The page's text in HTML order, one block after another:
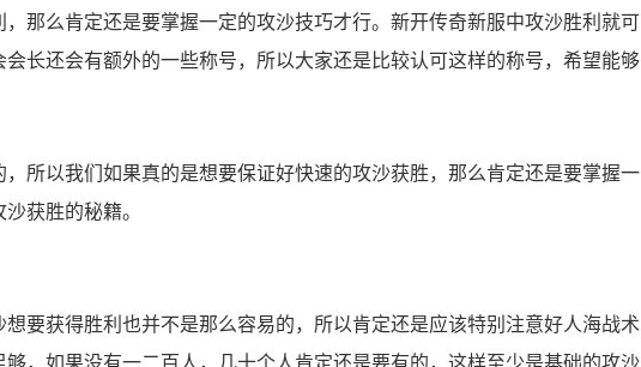
么肯定还是要掌握一定的攻沙技巧才行。新开传奇新服中攻沙胜利就可
长还会有额外的一些称号，所以大家还是比较认可这样的称号，希望能够
以我们如果真的是想要保证好快速的攻沙获胜，那么肯定还是要掌握一
获胜的秘籍。
获得胜利也并不是那么容易的，所以肯定还是应该特别注意好人海战术
，如果没有一二百人，几十个人肯定还是要有的，这样至少是基础的攻沙